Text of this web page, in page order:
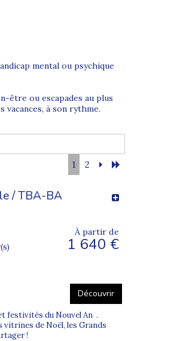
mental ou psychique
être ou escapades au plus
vacances, à son rythme.
de s’évader au cœur de
de célébrer la fin
ou balades en raquettes
social et la détente.
1 2
/ TBA-BA
À partir de
1 640 €
Découvrir
festivités du Nouvel An .
vitrines de Noël, les Grands
!